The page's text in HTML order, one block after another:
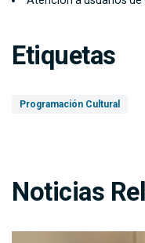
Etiquetas
Programación Cultural
Noticias